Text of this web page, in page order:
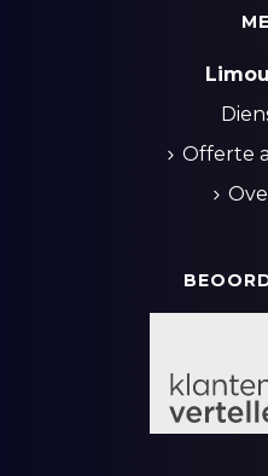
Offerte